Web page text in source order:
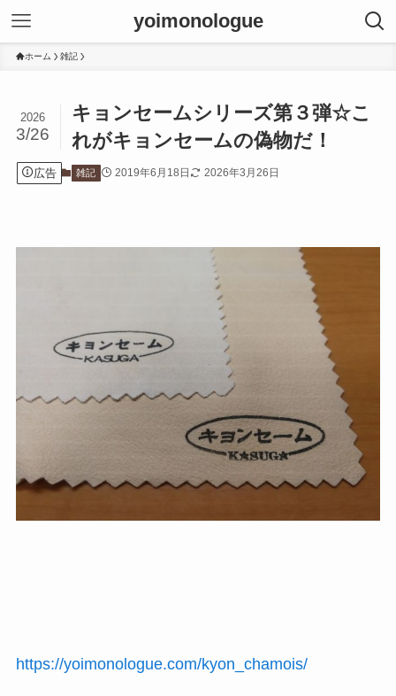
yoimonologue
ホーム 雑記
キョンセームシリーズ第３弾☆こ
れがキョンセームの偽物だ！
2026
3/26
広告 雑記 2019年6月18日 2026年3月26日
https://yoimonologue.com/kyon_chamois/